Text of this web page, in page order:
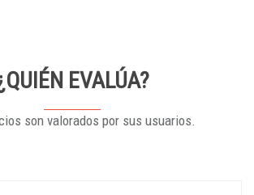
EVALÚA?
son valorados por sus usuarios.